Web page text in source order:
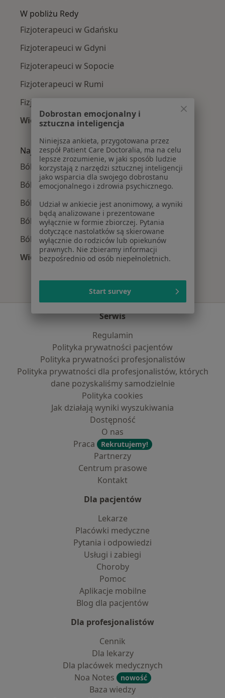
W pobliżu Redy
Fizjoterapeuci w Gdańsku
Fizjoterapeuci w Gdyni
Fizjoterapeuci w Sopocie
Fizjoterapeuci w Rumi
Fizjoterapeuci w Wejherowie
Więcej (13)
Więcej w kategorii: W pobliżu Redy
Najczęście leczone choroby
Ból barku w Redzie
Ból biodra w Redzie
Ból kolana w Redzie
Bóle kręgosłupa w Redzie
Bóle mięśni w Redzie
Więcej (15)
Serwis
Regulamin
Polityka prywatności pacjentów
Polityka prywatności profesjonalistów
Polityka prywatności dla profesjonalistów, których
dane pozyskaliśmy samodzielnie
Polityka cookies
Jak działają wyniki wyszukiwania
Dostępność
O nas
Praca
Rekrutujemy!
Partnerzy
Centrum prasowe
Kontakt
Dla pacjentów
Lekarze
Placówki medyczne
Pytania i odpowiedzi
Usługi i zabiegi
Choroby
Pomoc
Aplikacje mobilne
Blog dla pacjentów
Dla profesjonalistów
Cennik
Dla lekarzy
Dla placówek medycznych
Noa Notes
nowość
Baza wiedzy
Dobrostan emocjonalny i
sztuczna inteligencja
Niniejsza ankieta, przygotowana przez
zespół Patient Care Doctoralia, ma na celu
lepsze zrozumienie, w jaki sposób ludzie
korzystają z narzędzi sztucznej inteligencji
jako wsparcia dla swojego dobrostanu
emocjonalnego i zdrowia psychicznego.
Udział w ankiecie jest anonimowy, a wyniki
będą analizowane i prezentowane
wyłącznie w formie zbiorczej. Pytania
dotyczące nastolatków są skierowane
wyłącznie do rodziców lub opiekunów
prawnych. Nie zbieramy informacji
bezpośrednio od osób niepełnoletnich.
Start survey